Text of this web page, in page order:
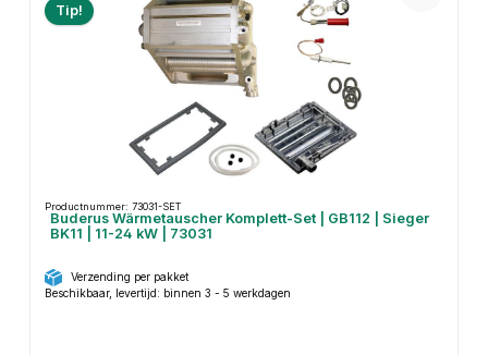
Tip!
Productnummer: 73031-SET
Buderus Wärmetauscher Komplett-Set | GB112 | Sieger
BK11 | 11-24 kW | 73031
Verzending per pakket
Beschikbaar, levertijd: binnen 3 - 5 werkdagen